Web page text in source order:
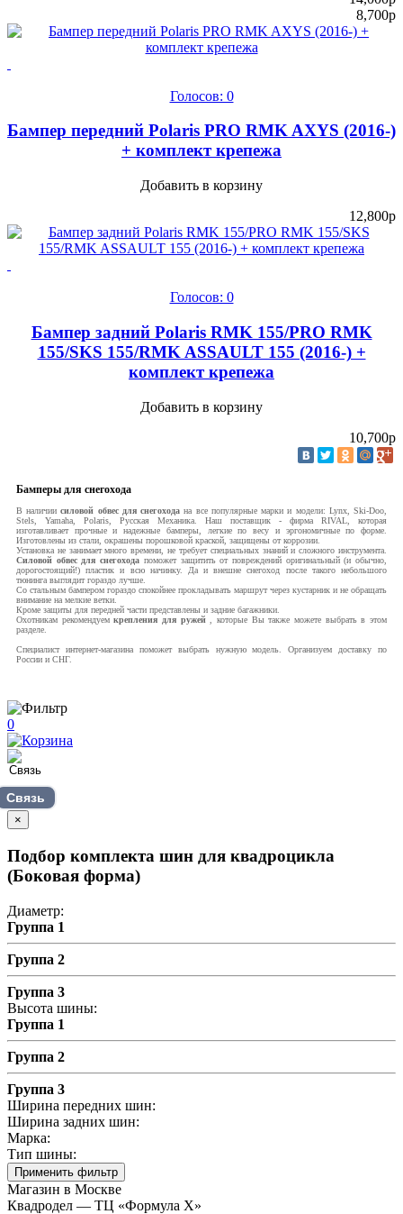
8,700p
Голосов: 0
Бампер передний Polaris PRO RMK AXYS (2016-)
+ комплект крепежа
Добавить в корзину
12,800p
Голосов: 0
Бампер задний Polaris RMK 155/PRO RMK
155/SKS 155/RMK ASSAULT 155 (2016-) +
комплект крепежа
Добавить в корзину
10,700p
Бамперы для снегохода
В наличиисиловой обвес для снегоходана все популярные марки и модели: Lynx, Ski-Doo,
Stels, Yamaha, Polaris, Русская Механика. Наш поставщик - фирма RIVAL, которая
изготавливает прочные и надежные бамперы, легкие по весу и эргономичные по форме.
Изготовлены из стали, окрашены порошковой краской, защищены от коррозии.
Установка не занимает много времени, не требует специальных знаний и сложного инструмента.
Силовой обвес для снегохода поможет защитить от повреждений оригинальный (и обычно,
дорогостоящий!) пластик и всю начинку. Да и внешне снегоход после такого небольшого
тюнинга выглядит гораздо лучше.
Со стальным бампером гораздо спокойнее прокладывать маршрут через кустарник и не обращать
внимание на мелкие ветки.
Кроме защиты для передней части представлены и задние багажники.
Охотникам рекомендуемкрепления для ружей, которые Вы также можете выбрать в этом
разделе.
Специалист интернет-магазина поможет выбрать нужную модель. Организуем доставку по
России и СНГ.
0
Связь
×
Подбор комплекта шин для квадроцикла
(Боковая форма)
Диаметр:
Группа 1
Группа 2
Группа 3
Высота шины:
Группа 1
Группа 2
Группа 3
Ширина передних шин:
Ширина задних шин:
Марка:
Тип шины:
Применить фильтр
Магазин в Москве
Квадродел — ТЦ «Формула Х»